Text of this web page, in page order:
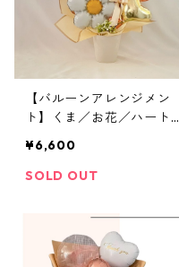
【バルーンアレンジメン
ト】くま／お花／ハート／
¥6,600
SOLD OUT